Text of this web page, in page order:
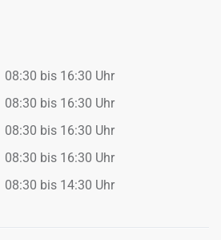
08:30 bis 16:30 Uhr
08:30 bis 16:30 Uhr
08:30 bis 16:30 Uhr
08:30 bis 16:30 Uhr
08:30 bis 14:30 Uhr